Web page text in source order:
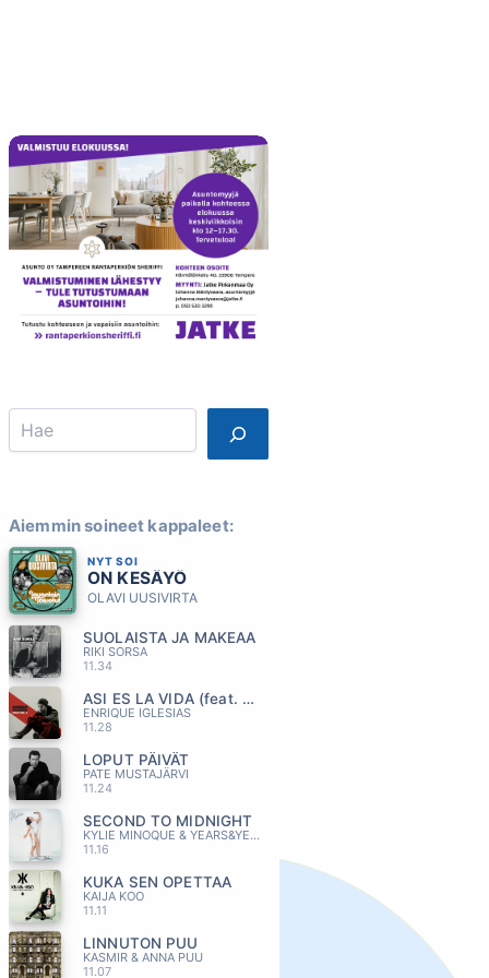
Search
Aiemmin soineet kappaleet:
NYT SOI
ON KESÄYÖ
OLAVI UUSIVIRTA
SUOLAISTA JA MAKEAA
RIKI SORSA
11.34
ASI ES LA VIDA (feat. Maria Becerra)
ENRIQUE IGLESIAS
11.28
LOPUT PÄIVÄT
PATE MUSTAJÄRVI
11.24
SECOND TO MIDNIGHT
KYLIE MINOQUE & YEARS&YEARS
11.16
KUKA SEN OPETTAA
KAIJA KOO
11.11
LINNUTON PUU
KASMIR & ANNA PUU
11.07